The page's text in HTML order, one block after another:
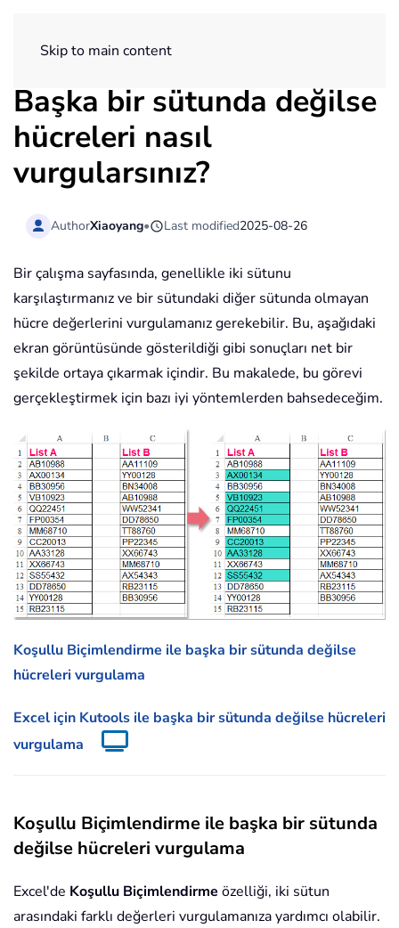
Skip to main content
Başka bir sütunda değilse
hücreleri nasıl
vurgularsınız?
AuthorXiaoyang• Last modified2025-08-26
Bir çalışma sayfasında, genellikle iki sütunu
karşılaştırmanız ve bir sütundaki diğer sütunda olmayan
hücre değerlerini vurgulamanız gerekebilir. Bu, aşağıdaki
ekran görüntüsünde gösterildiği gibi sonuçları net bir
şekilde ortaya çıkarmak içindir. Bu makalede, bu görevi
gerçekleştirmek için bazı iyi yöntemlerden bahsedeceğim.
Koşullu Biçimlendirme ile başka bir sütunda değilse
hücreleri vurgulama
Excel için Kutools ile başka bir sütunda değilse hücreleri
vurgulama
Koşullu Biçimlendirme ile başka bir sütunda
değilse hücreleri vurgulama
Excel'de Koşullu Biçimlendirme özelliği, iki sütun
arasındaki farklı değerleri vurgulamanıza yardımcı olabilir.